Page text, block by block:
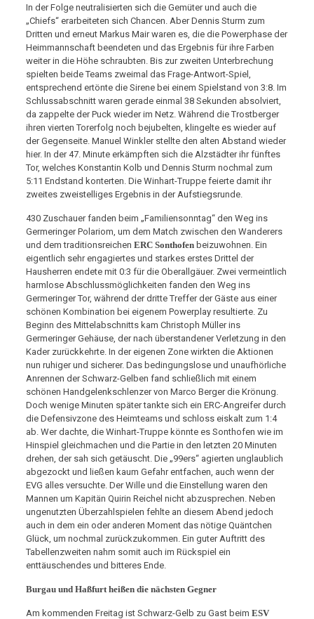
In der Folge neutralisierten sich die Gemüter und auch die
„Chiefs“ erarbeiteten sich Chancen. Aber Dennis Sturm zum
Dritten und erneut Markus Mair waren es, die die Powerphase der
Heimmannschaft beendeten und das Ergebnis für ihre Farben
weiter in die Höhe schraubten. Bis zur zweiten Unterbrechung
spielten beide Teams zweimal das Frage-Antwort-Spiel,
entsprechend ertönte die Sirene bei einem Spielstand von 3:8. Im
Schlussabschnitt waren gerade einmal 38 Sekunden absolviert,
da zappelte der Puck wieder im Netz. Während die Trostberger
ihren vierten Torerfolg noch bejubelten, klingelte es wieder auf
der Gegenseite. Manuel Winkler stellte den alten Abstand wieder
hier. In der 47. Minute erkämpften sich die Alzstädter ihr fünftes
Tor, welches Konstantin Kolb und Dennis Sturm nochmal zum
5:11 Endstand konterten. Die Winhart-Truppe feierte damit ihr
zweites zweistelliges Ergebnis in der Aufstiegsrunde.
430 Zuschauer fanden beim „Familiensonntag“ den Weg ins
Germeringer Polariom, um dem Match zwischen den Wanderers
und dem traditionsreichen ERC Sonthofenbeizuwohnen. Ein
eigentlich sehr engagiertes und starkes erstes Drittel der
Hausherren endete mit 0:3 für die Oberallgäuer. Zwei vermeintlich
harmlose Abschlussmöglichkeiten fanden den Weg ins
Germeringer Tor, während der dritte Treffer der Gäste aus einer
schönen Kombination bei eigenem Powerplay resultierte. Zu
Beginn des Mittelabschnitts kam Christoph Müller ins
Germeringer Gehäuse, der nach überstandener Verletzung in den
Kader zurückkehrte. In der eigenen Zone wirkten die Aktionen
nun ruhiger und sicherer. Das bedingungslose und unaufhörliche
Anrennen der Schwarz-Gelben fand schließlich mit einem
schönen Handgelenkschlenzer von Marco Berger die Krönung.
Doch wenige Minuten später tankte sich ein ERC-Angreifer durch
die Defensivzone des Heimteams und schloss eiskalt zum 1:4
ab. Wer dachte, die Winhart-Truppe könnte es Sonthofen wie im
Hinspiel gleichmachen und die Partie in den letzten 20 Minuten
drehen, der sah sich getäuscht. Die „99ers“ agierten unglaublich
abgezockt und ließen kaum Gefahr entfachen, auch wenn der
EVG alles versuchte. Der Wille und die Einstellung waren den
Mannen um Kapitän Quirin Reichel nicht abzusprechen. Neben
ungenutzten Überzahlspielen fehlte an diesem Abend jedoch
auch in dem ein oder anderen Moment das nötige Quäntchen
Glück, um nochmal zurückzukommen. Ein guter Auftritt des
Tabellenzweiten nahm somit auch im Rückspiel ein
enttäuschendes und bitteres Ende.
Burgau und Haßfurt heißen die nächsten Gegner
Am kommenden Freitag ist Schwarz-Gelb zu Gast beim ESV